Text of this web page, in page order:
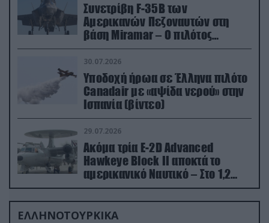
Συνετρίβη F-35B των
Αμερικανών Πεζοναυτών στη
βάση Miramar – Ο πιλότος
εκτινάχθηκε εγκαίρως
30.07.2026
Υποδοχή ήρωα σε Έλληνα πιλότο
Canadair με «αψίδα νερού» στην
Ισπανία (βίντεο)
29.07.2026
Ακόμα τρία E-2D Advanced
Hawkeye Block II αποκτά το
αμερικανικό Ναυτικό – Στο 1,2
δισ.δολάρια το κόστος
ΕΛΛΗΝΟΤΟΥΡΚΙΚΑ